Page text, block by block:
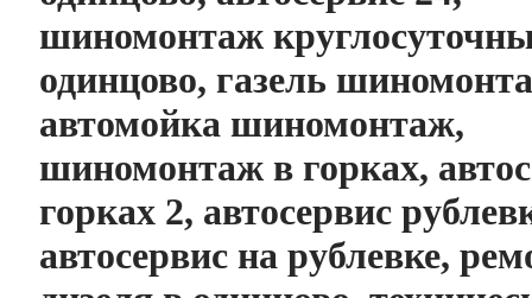
шиномонтаж
одинцово, газель
автомойка шиномонтаж,
шиномонтаж в горках,
горках 2, автосервис
автосервис на рублевке,